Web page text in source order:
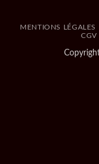
MENTIONS LÉGALES
CGV